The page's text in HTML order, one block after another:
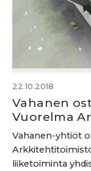
22.10.2018
Vahanen
Vuorelma
Vahanen-yhtiöt
liiketoiminta